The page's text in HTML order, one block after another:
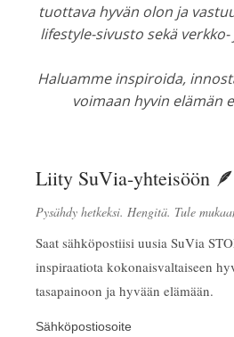
tuottava hyvän olon ja
lifestyle-sivusto sekä
Haluamme inspiroida,
voimaan hyvin elämän
Liity SuVia-yhteisöön 🪶
Pysähdy hetkeksi. Hengitä. Tule
Saat sähköpostiisi uusia SuVia
inspiraatiota kokonaisvaltaiseen
tasapainoon ja hyvään elämään.
Sähköpostiosoite